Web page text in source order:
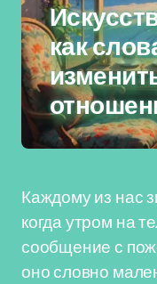
как
Каждому из нас
когда утром на
сообщение с
оно словно